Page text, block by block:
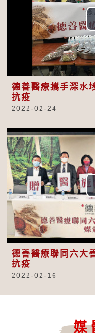
德善醫療攜手深水
抗疫
2022-02-24
德善醫療聯同六大
抗疫
2022-02-16
媒